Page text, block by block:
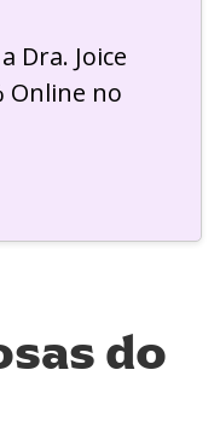
Dra. Joice
Online no
do